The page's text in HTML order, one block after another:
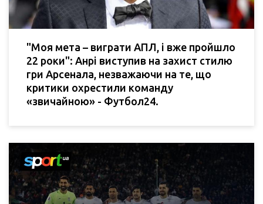
"Моя мета – виграти АПЛ, і вже пройшло
22 роки": Анрі виступив на захист стилю
гри Арсенала, незважаючи на те, що
критики охрестили команду
«звичайною» - Футбол24.